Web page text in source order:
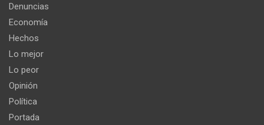
Denuncias
Economía
Hechos
Lo mejor
Lo peor
Opinión
Política
Portada